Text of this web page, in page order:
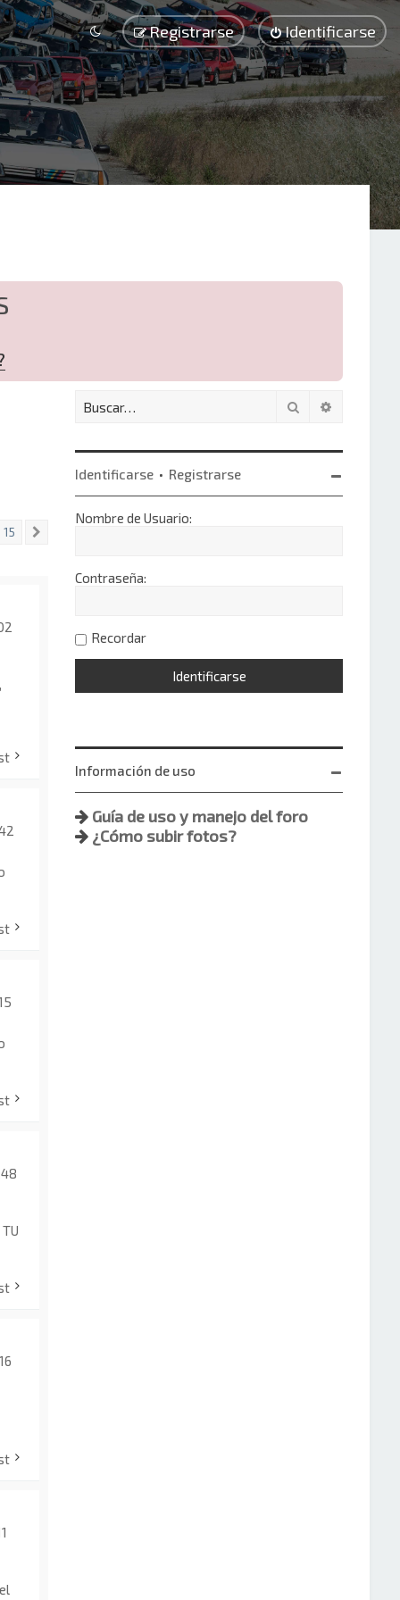
Identificarse
Registrarse
15
Buscar
Identificarse • Registrarse
Nombre de Usuario:
Contraseña:
Recordar
Información de uso
Guía de uso y manejo del foro
¿Cómo subir fotos?